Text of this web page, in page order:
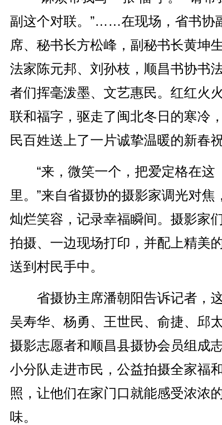
副这个对联。”……在现场，省书协
席、秘书长方松峰，副秘书长黄坤
法家陈元邦、刘孙枝，顺昌书协书
者们挥毫泼墨、文艺惠民。红红火
联和福字，驱走了闽北冬日的寒冷
民百姓送上了一片诚挚温暖的新春
“来，微笑一个，把爱定格在这
里。”来自省摄协的摄影家调光对焦
灿烂笑容，记录幸福瞬间。摄影家
拍摄、一边现场打印，并配上精美
送到村民手中。
省摄协主席潘朝阳告诉记者，
吴寿华、杨勇、王世民、俞捷、邱
摄影志愿者和顺昌县摄协会员组成
小分队走进市民，公益拍摄全家福
照，让他们在家门口就能感受浓浓
味。